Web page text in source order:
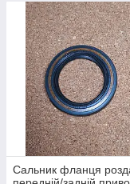
Сальник фланця